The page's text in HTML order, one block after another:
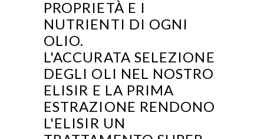
PROPRIETÀ E I
NUTRIENTI DI OGNI
OLIO.
L'ACCURATA SELEZIONE
DEGLI OLI NEL NOSTRO
ELISIR E LA PRIMA
ESTRAZIONE RENDONO
L'ELISIR UN